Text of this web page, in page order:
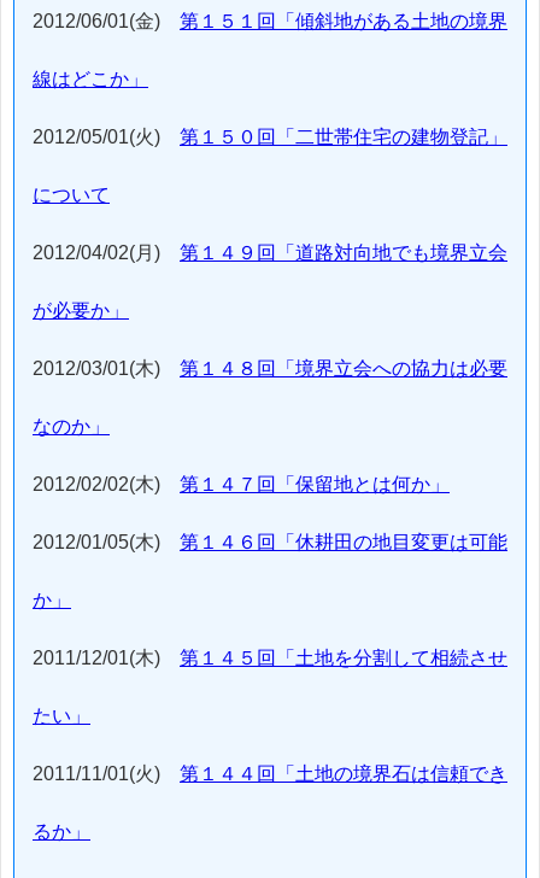
2012/06/01(金) 第１５１回「傾斜地がある土地の境界
線はどこか」
2012/05/01(火) 第１５０回「二世帯住宅の建物登記」
について
2012/04/02(月) 第１４９回「道路対向地でも境界立会
が必要か」
2012/03/01(木) 第１４８回「境界立会への協力は必要
なのか」
2012/02/02(木) 第１４７回「保留地とは何か」
2012/01/05(木) 第１４６回「休耕田の地目変更は可能
か」
2011/12/01(木) 第１４５回「土地を分割して相続させ
たい」
2011/11/01(火) 第１４４回「土地の境界石は信頼でき
るか」